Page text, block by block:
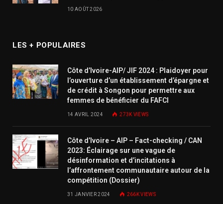
10 AOÛT 2026
LES + POPULAIRES
Côte d’Ivoire-AIP/ JIF 2024 : Plaidoyer pour
l’ouverture d’un établissement d’épargne et
de crédit à Songon pour permettre aux
femmes de bénéficier du FAFCI
14 AVRIL 2024 273KVIEWS
Côte d’Ivoire – AIP – Fact-checking / CAN
2023: Éclairage sur une vague de
désinformation et d’incitations à
l’affrontement communautaire autour de la
compétition (Dossier)
31 JANVIER 2024 266KVIEWS